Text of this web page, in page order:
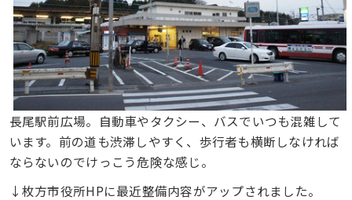
長尾駅前広場。自動車やタクシー、バスでいつも混雑して
います。前の道も渋滞しやすく、歩行者も横断しなければ
ならないのでけっこう危険な感じ。
↓枚方市役所HPに最近整備内容がアップされました。